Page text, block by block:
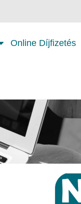
Online Díjfizetés